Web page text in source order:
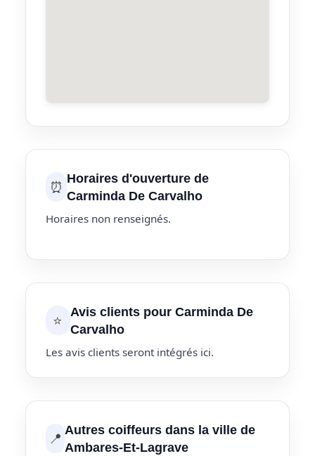
⏰ Horaires d'ouverture de
Carminda De Carvalho
Horaires non renseignés.
⭐
Avis clients pour Carminda De
Carvalho
Les avis clients seront intégrés ici.
📍 Autres coiffeurs dans la ville de
Ambares-Et-Lagrave